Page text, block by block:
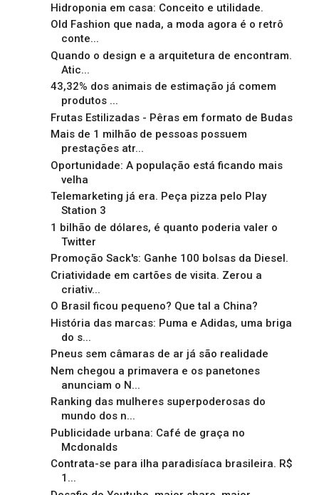
Hidroponia em casa: Conceito e utilidade.
Old Fashion que nada, a moda agora é o retrô
conte...
Quando o design e a arquitetura de encontram.
Atic...
43,32% dos animais de estimação já comem
produtos ...
Frutas Estilizadas - Pêras em formato de Budas
Mais de 1 milhão de pessoas possuem
prestações atr...
Oportunidade: A população está ficando mais
velha
Telemarketing já era. Peça pizza pelo Play
Station 3
1 bilhão de dólares, é quanto poderia valer o
Twitter
Promoção Sack's: Ganhe 100 bolsas da Diesel.
Criatividade em cartões de visita. Zerou a
criativ...
O Brasil ficou pequeno? Que tal a China?
História das marcas: Puma e Adidas, uma briga
do s...
Pneus sem câmaras de ar já são realidade
Nem chegou a primavera e os panetones
anunciam o N...
Ranking das mulheres superpoderosas do
mundo dos n...
Publicidade urbana: Café de graça no
Mcdonalds
Contrata-se para ilha paradisíaca brasileira. R$
1...